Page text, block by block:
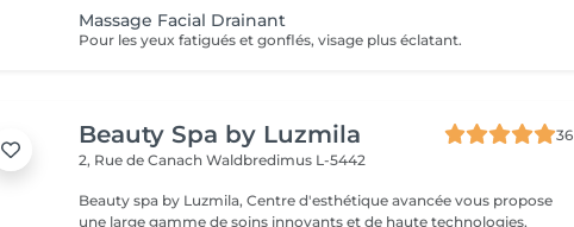
Massage Facial Drainant
Pour les yeux fatigués et gonflés, visage plus éclatant.
Beauty Spa by Luzmila
36
2, Rue de CanachWaldbredimus L-5442
Beauty spa by Luzmila, Centre d'esthétique avancée vous propose
une large gamme de soins innovants et de haute technologies,